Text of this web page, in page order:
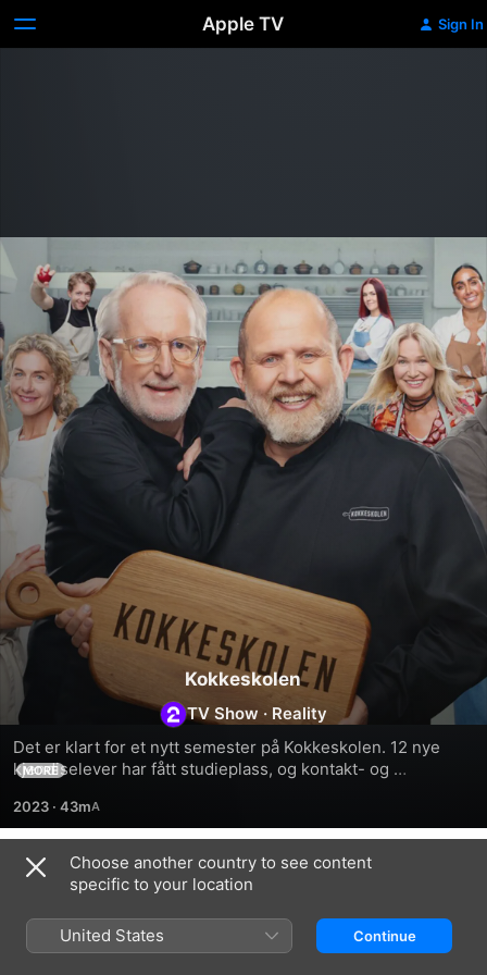
Apple TV Sign In
Kokkeskolen
TV Show · Reality
Det er klart for et nytt semester på Kokkeskolen. 12 nye
kjendiselever har fått studieplass, og kontakt- og
prøver og påfunn. Men i år blir skolehverdagen enda
tøffere, og full av overraskelser.
MORE
2023 · 43m
Season 1
Choose another country to see content
specific to your location
United States Continue